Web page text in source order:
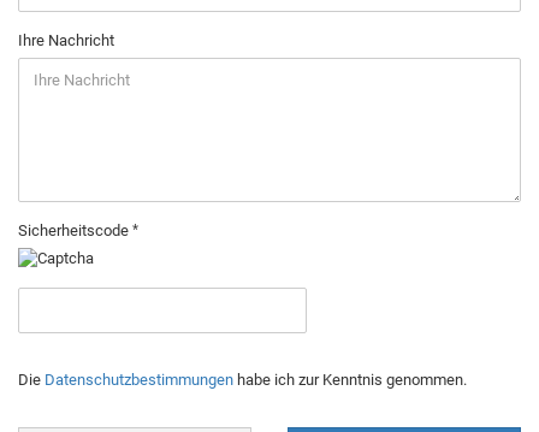
Ihre Nachricht
Sicherheitscode
Die Datenschutzbestimmungen habe ich zur Kenntnis genommen.